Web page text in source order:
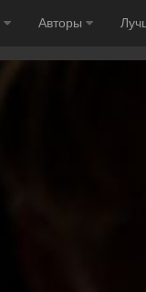
Авторы